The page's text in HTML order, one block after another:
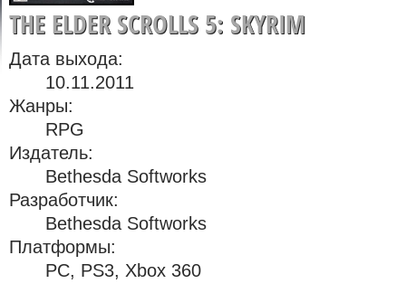
THE ELDER SCROLLS 5: SKYRIM
Дата выхода:
10.11.2011
Жанры:
RPG
Издатель:
Bethesda Softworks
Разработчик:
Bethesda Softworks
Платформы:
PC, PS3, Xbox 360